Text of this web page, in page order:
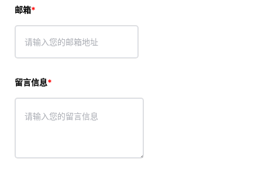
邮箱
留言信息